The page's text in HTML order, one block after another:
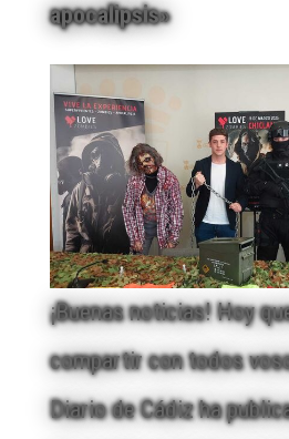
apocalipsis»
¡Buenas noticias! Hoy
compartir con todos
Diario de Cádiz ha